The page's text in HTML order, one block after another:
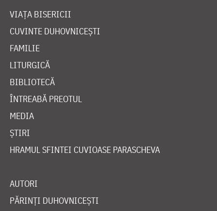
VIAȚA BISERICII
CUVINTE DUHOVNICEȘTI
FAMILIE
LITURGICĂ
BIBLIOTECĂ
ÎNTREABĂ PREOTUL
MEDIA
ȘTIRI
HRAMUL SFINTEI CUVIOASE PARASCHEVA
AUTORI
PĂRINȚI DUHOVNICEȘTI